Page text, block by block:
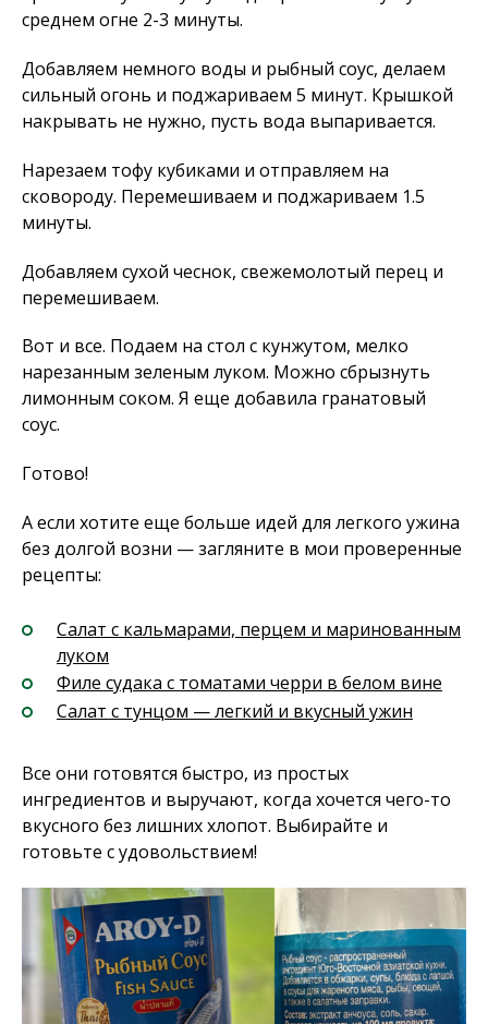
среднем огне 2-3 минуты.
Добавляем немного воды и рыбный соус, делаем
сильный огонь и поджариваем 5 минут. Крышкой
накрывать не нужно, пусть вода выпаривается.
Нарезаем тофу кубиками и отправляем на
сковороду. Перемешиваем и поджариваем 1.5
минуты.
Добавляем сухой чеснок, свежемолотый перец и
перемешиваем.
Вот и все. Подаем на стол с кунжутом, мелко
нарезанным зеленым луком. Можно сбрызнуть
лимонным соком. Я еще добавила гранатовый
соус.
Готово!
А если хотите еще больше идей для легкого ужина
без долгой возни — загляните в мои проверенные
рецепты:
Салат с кальмарами, перцем и маринованным
луком
Филе судака с томатами черри в белом вине
Салат с тунцом — легкий и вкусный ужин
Все они готовятся быстро, из простых
ингредиентов и выручают, когда хочется чего-то
вкусного без лишних хлопот. Выбирайте и
готовьте с удовольствием!